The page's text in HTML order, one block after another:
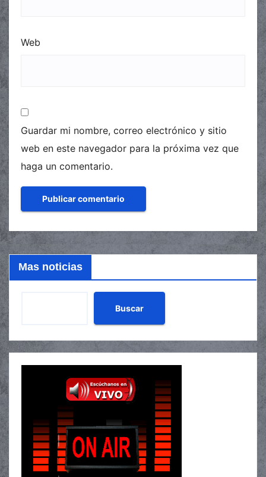
Web
Guardar mi nombre, correo electrónico y sitio
web en este navegador para la próxima vez que
haga un comentario.
Mas noticias
Buscar